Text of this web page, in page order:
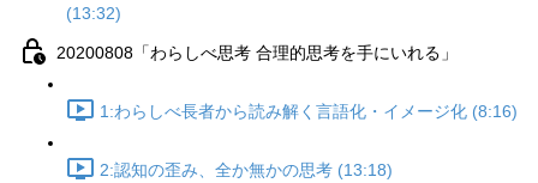
(13:32)
20200808「わらしべ思考 合理的思考を手にいれる」
1:わらしべ長者から読み解く言語化・イメージ化 (8:16)
2:認知の歪み、全か無かの思考 (13:18)